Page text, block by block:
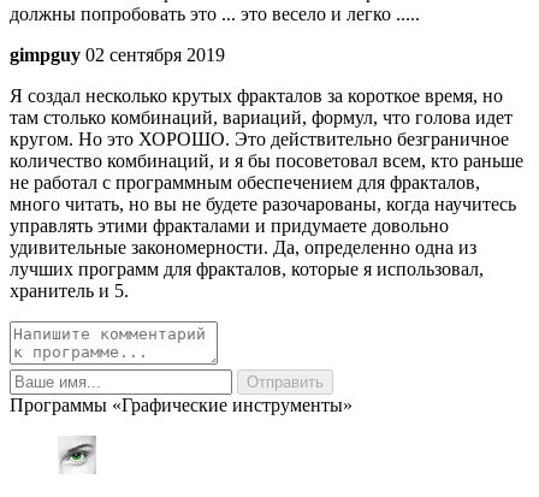
должны попробовать это ... это весело и легко .....
gimpguy 02 сентября 2019
Я создал несколько крутых фракталов за короткое время, но
там столько комбинаций, вариаций, формул, что голова идет
кругом. Но это ХОРОШО. Это действительно безграничное
количество комбинаций, и я бы посоветовал всем, кто раньше
не работал с программным обеспечением для фракталов,
много читать, но вы не будете разочарованы, когда научитесь
управлять этими фракталами и придумаете довольно
удивительные закономерности. Да, определенно одна из
лучших программ для фракталов, которые я использовал,
хранитель и 5.
Программы «Графические инструменты»